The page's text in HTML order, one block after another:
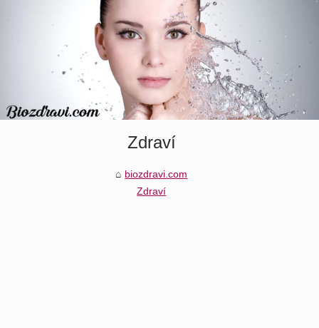
Zdraví
biozdravi.com
Zdraví